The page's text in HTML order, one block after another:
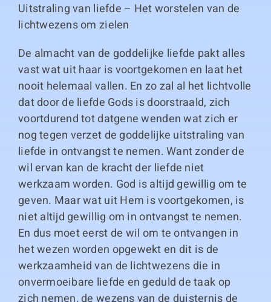
Thema boeken
Duitse boeken
Links
Uitstraling van liefde – Het worstelen van de
lichtwezens om zielen
De almacht van de goddelijke liefde pakt alles
vast wat uit haar is voortgekomen en laat het
nooit helemaal vallen. En zo zal al het lichtvolle
dat door de liefde Gods is doorstraald, zich
voortdurend tot datgene wenden wat zich er
nog tegen verzet de goddelijke uitstraling van
liefde in ontvangst te nemen. Want zonder de
wil ervan kan de kracht der liefde niet
werkzaam worden. God is altijd gewillig om te
geven. Maar wat uit Hem is voortgekomen, is
niet altijd gewillig om in ontvangst te nemen.
En dus moet eerst de wil om te ontvangen in
het wezen worden opgewekt en dit is de
werkzaamheid van de lichtwezens die in
onvermoeibare liefde en geduld de taak op
zich nemen, de wezens van de duisternis de